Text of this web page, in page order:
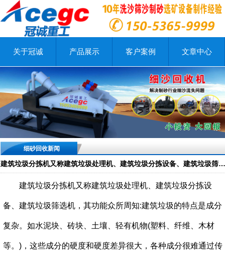
关于冠诚 产品展示 客户案例 文章中心
细砂回收新闻
建筑垃圾分拣机又称建筑垃圾处理机、建筑垃圾分拣设备、建筑垃圾筛选机
建筑垃圾分拣机又称建筑垃圾处理机、建筑垃圾分拣设
备、建筑垃圾筛选机，其功能众所周知:建筑垃圾的特点是成分
复杂。如水泥块、砖块、土壤、轻有机物(塑料、纤维、木材
等。)，这些成分的硬度和硬度差异很大，各种成分很难通过传